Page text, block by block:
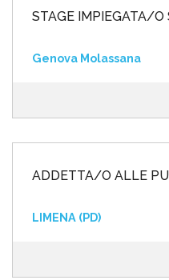
STAGE IMPIEGATA/O
Genova Molassana
ADDETTA/O ALLE
LIMENA (PD)